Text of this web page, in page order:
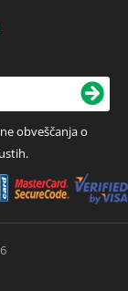
obveščanja o